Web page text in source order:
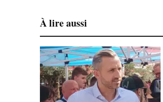
À lire aussi